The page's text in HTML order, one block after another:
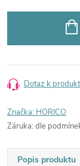
Dotaz k
Značka: HORICO
Záruka: dle
Popis produktu